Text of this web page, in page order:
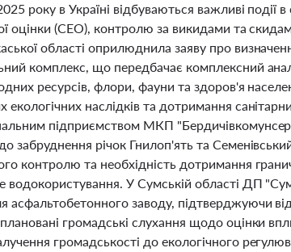
року в Україні відбуваються важливі події
оцінки (СЕО), контролю за викидами та
області оприлюднила заяву про
комплекс, що передбачає комплексний
ресурсів, флори, фауни та здоров'я
екологічних наслідків та дотримання
підприємством МКП
забруднення річок Гнилоп'ять та
контролю та необхідність дотримання
водокористування. У Сумській області ДП
асфальтобетонного заводу, підтверджуючи
громадські слухання щодо оцінки
громадськості до екологічного